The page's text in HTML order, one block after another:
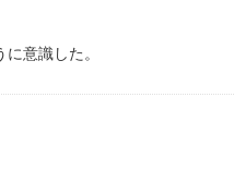
意識した。